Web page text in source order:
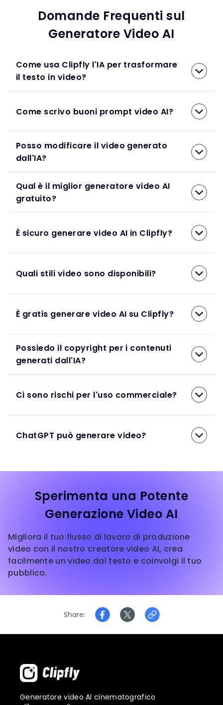
Domande Frequenti sul
Generatore Video AI
Come usa Clipfly l'IA per trasformare
il testo in video?
Come scrivo buoni prompt video AI?
Posso modificare il video generato
dall'IA?
Qual è il miglior generatore video AI
gratuito?
È sicuro generare video AI in Clipfly?
Quali stili video sono disponibili?
È gratis generare video AI su Clipfly?
Possiedo il copyright per i contenuti
generati dall'IA?
Ci sono rischi per l'uso commerciale?
ChatGPT può generare video?
Sperimenta una Potente
Generazione Video AI
Migliora il tuo flusso di lavoro di produzione
video con il nostro creatore video AI, crea
facilmente un video dal testo e coinvolgi il tuo
pubblico.
Share
Generatore video AI cinematografico